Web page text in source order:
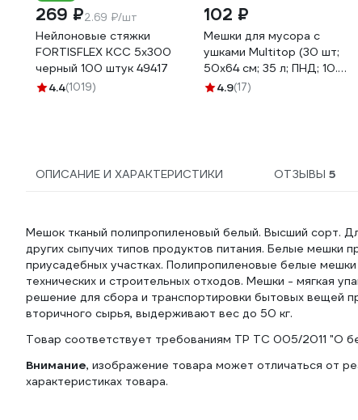
269 ₽2.69 ₽/шт
Нейлоновые стяжки
FORTISFLEX КСС 5х300
черный 100 штук 49417
4.4(1019)
102 ₽
Мешки для мусора с
ушками Multitop (30 шт;
50x64 см; 35 л; ПНД; 10.5
мкм; синие) Paclan
4.9(17)
ОПИСАНИЕ И ХАРАКТЕРИСТИКИ ОТЗЫВЫ5
Мешок тканый полипропиленовый белый. Высший сорт.
других сыпучих типов продуктов питания. Белые мешки
приусадебных участках. Полипропиленовые белые
технических и строительных отходов. Мешки - мягкая
решение для сбора и транспортировки бытовых вещей
вторичного сырья, выдерживают вес до 50 кг.
Товар соответствует требованиям ТР ТС 005/2011 "О
Внимание, изображение товара может отличаться от
характеристиках товара.